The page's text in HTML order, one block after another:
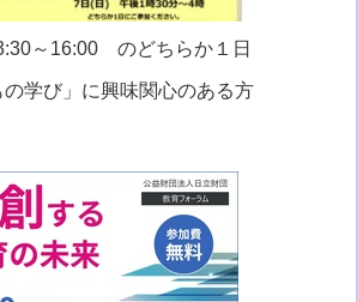
～ 16:00 のどちらか１日
学び」に興味関心のある方